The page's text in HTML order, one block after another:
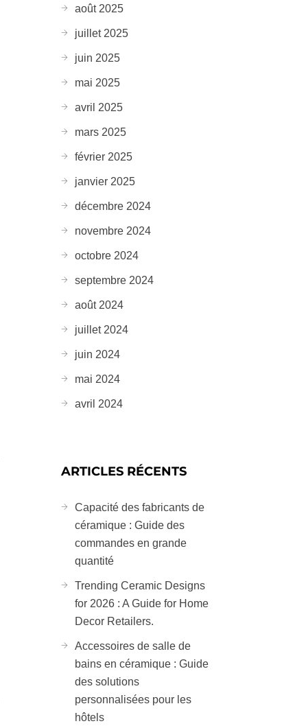
août 2025
juillet 2025
juin 2025
mai 2025
avril 2025
mars 2025
février 2025
janvier 2025
décembre 2024
novembre 2024
octobre 2024
septembre 2024
août 2024
juillet 2024
juin 2024
mai 2024
avril 2024
ARTICLES RÉCENTS
Capacité des fabricants de
céramique : Guide des
commandes en grande
quantité
Trending Ceramic Designs
for 2026 : A Guide for Home
Decor Retailers.
Accessoires de salle de
bains en céramique : Guide
des solutions
personnalisées pour les
hôtels